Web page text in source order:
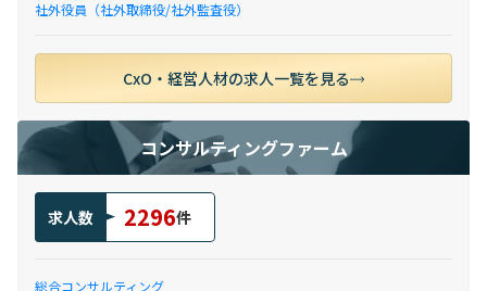
社外役員（社外取締役/社外監査役）
CxO・経営人材の求人一覧を見る
コンサルティングファーム
求人数 2296件
総合コンサルティング